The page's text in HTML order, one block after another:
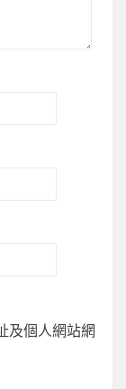
及個人網站網